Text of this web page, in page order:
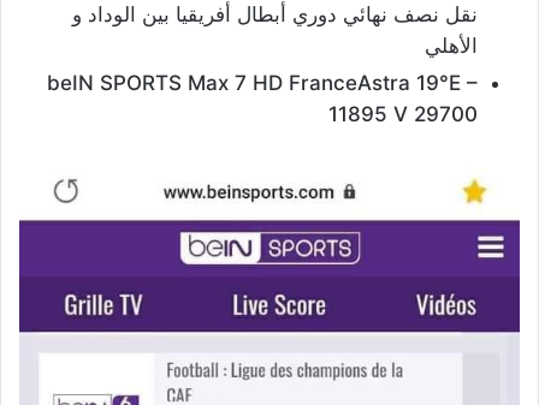
نقل نصف نهائي دوري أبطال أفريقيا بين الوداد و
الأهلي
beIN SPORTS Max 7 HD FranceAstra 19°E –
11895 V 29700